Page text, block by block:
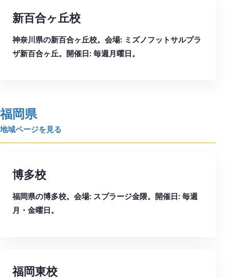
新百合ヶ丘校
神奈川県の新百合ヶ丘校。会場: ミズノフットサルプラ
ザ新百合ヶ丘。開催日: 毎週月曜日。
福岡県
地域ページを見る
博多校
福岡県の博多校。会場: スプラージ金隈。開催日: 毎週
月・金曜日。
福岡東校